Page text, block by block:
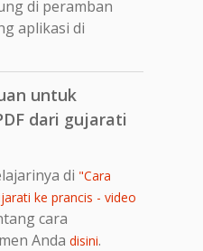
di peramban
aplikasi di
untuk
dari gujarati
di "Cara
ke prancis - video
cara
Anda disini.